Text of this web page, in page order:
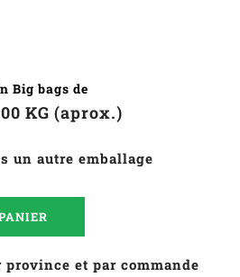
Big bags de
KG (aprox.)
un autre emballage
et par commande